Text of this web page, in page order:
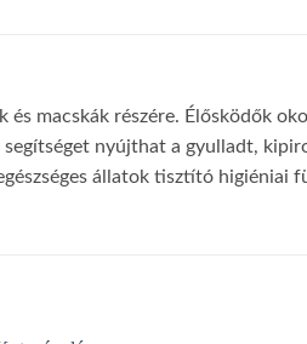
macskák részére. Élősködők
nyújthat a gyulladt,
állatok tisztító higiéniai